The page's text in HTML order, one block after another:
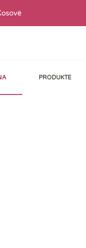
PRODUKTE